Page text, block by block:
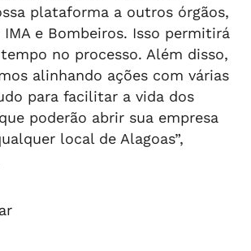
plataforma a outros órgãos,
e Bombeiros. Isso permitirá
no processo. Além disso,
alinhando ações com várias
para facilitar a vida dos
poderão abrir sua empresa
local de Alagoas”,